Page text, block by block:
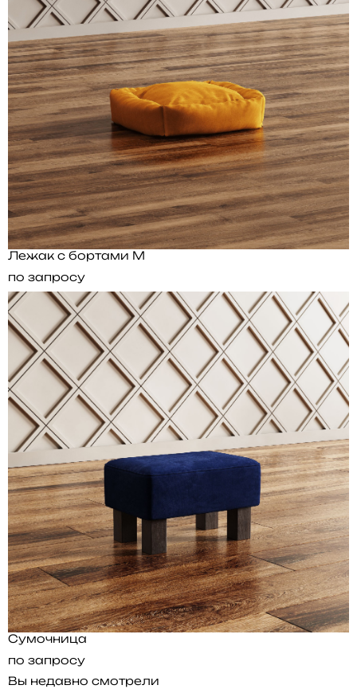
Лежак с бортами M
по запросу
Сумочница
по запросу
Вы недавно смотрели